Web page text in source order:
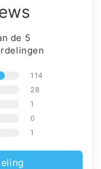
de 5
114
28
1
0
1